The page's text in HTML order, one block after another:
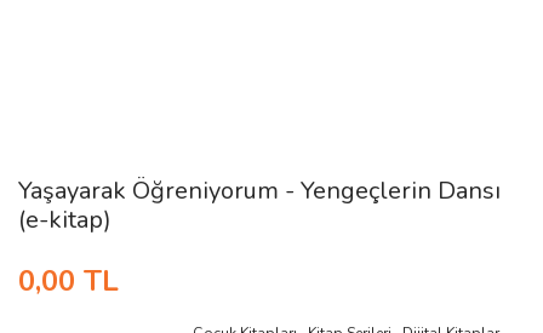
Yaşayarak Öğreniyorum - Yengeçlerin Dansı
(e-kitap)
0,00 TL